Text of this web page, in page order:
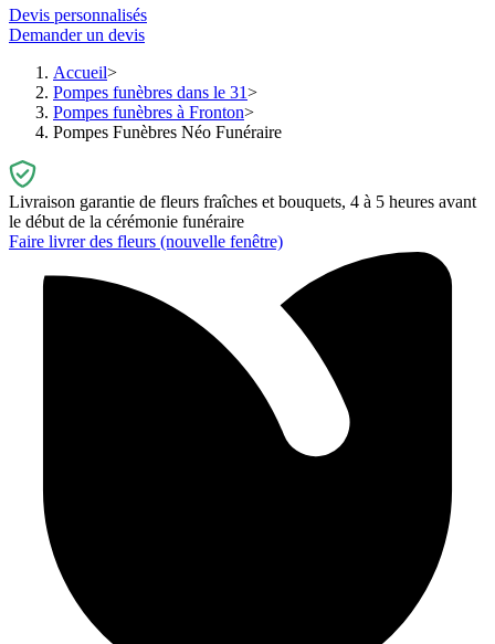
Devis personnalisés
Demander un devis
Accueil
Pompes funèbres dans le 31
Pompes funèbres à Fronton
Pompes Funèbres Néo Funéraire
Livraison garantie de fleurs fraîches et bouquets, 4 à 5 heures avant
le début de la cérémonie funéraire
Faire livrer des fleurs (nouvelle fenêtre)